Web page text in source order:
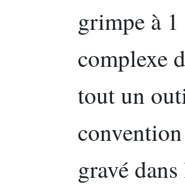
grimpe à
complexe
tout un
gravé